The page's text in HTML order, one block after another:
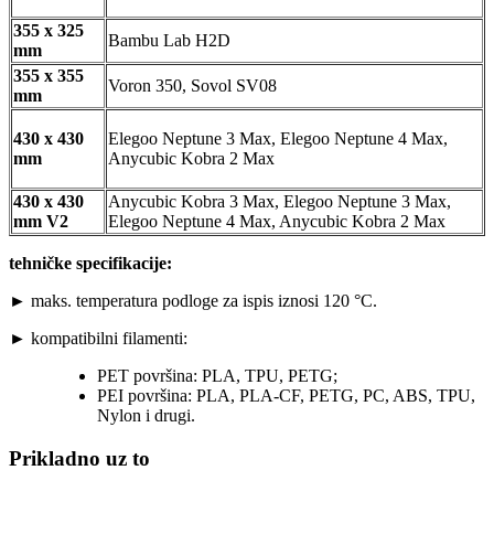
355 x 325
mm
Bambu Lab H2D
355 x 355
mm
Voron 350, Sovol SV08
430 x 430
mm
Elegoo Neptune 3 Max, Elegoo Neptune 4 Max,
Anycubic Kobra 2 Max
430 x 430
mm V2
Anycubic Kobra 3 Max, Elegoo Neptune 3 Max,
Elegoo Neptune 4 Max, Anycubic Kobra 2 Max
tehničke specifikacije:
► maks. temperatura podloge za ispis iznosi 120 °C.
► kompatibilni filamenti:
PET površina: PLA, TPU, PETG;
PEI površina: PLA, PLA-CF, PETG, PC, ABS, TPU,
Nylon i drugi.
Prikladno uz to